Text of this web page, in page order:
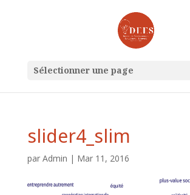
Sélectionner une page
slider4_slim
par Admin | Mar 11, 2016